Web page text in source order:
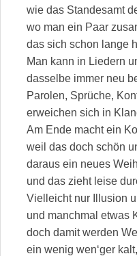
wie das Standesamt
wo man ein Paar
das sich schon lange
Man kann in Liedern
dasselbe immer neu
Parolen, Sprüche,
erweichen sich in
Am Ende macht ein
weil das doch schön
daraus ein neues
und das zieht leise
Vielleicht nur Illusion
und manchmal etwas
doch damit werden
ein wenig wen‘ger